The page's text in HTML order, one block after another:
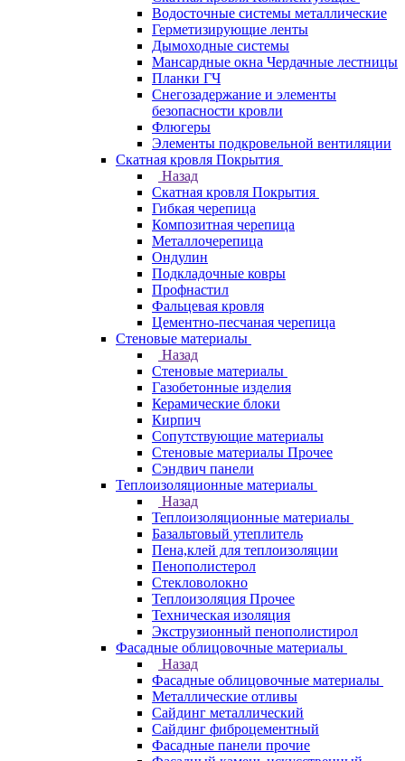
Водосточные системы металлические
Герметизирующие ленты
Дымоходные системы
Мансардные окна Чердачные лестницы
Планки ГЧ
Снегозадержание и элементы
безопасности кровли
Флюгеры
Элементы подкровельной вентиляции
Скатная кровля Покрытия
Назад
Скатная кровля Покрытия
Гибкая черепица
Композитная черепица
Металлочерепица
Ондулин
Подкладочные ковры
Профнастил
Фальцевая кровля
Цементно-песчаная черепица
Стеновые материалы
Назад
Стеновые материалы
Газобетонные изделия
Керамические блоки
Кирпич
Сопутствующие материалы
Стеновые материалы Прочее
Сэндвич панели
Теплоизоляционные материалы
Назад
Теплоизоляционные материалы
Базальтовый утеплитель
Пена,клей для теплоизоляции
Пенополистерол
Стекловолокно
Теплоизоляция Прочее
Техническая изоляция
Экструзионный пенополистирол
Фасадные облицовочные материалы
Назад
Фасадные облицовочные материалы
Металлические отливы
Сайдинг металлический
Сайдинг фиброцементный
Фасадные панели прочие